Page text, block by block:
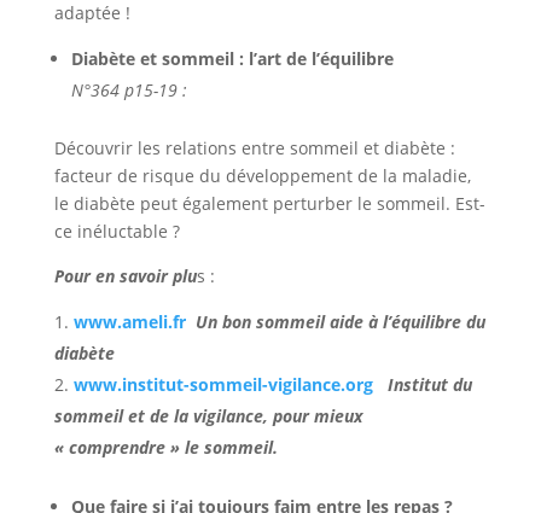
adaptée !
Diabète et sommeil : l’art de l’équilibre
N°364 p15-19 :
Découvrir les relations entre sommeil et diabète :
facteur de risque du développement de la maladie,
le diabète peut également perturber le sommeil. Est-
ce inéluctable ?
Pour en savoir plus :
www.ameli.fr Un bon sommeil aide à l’équilibre du
diabète
www.institut-sommeil-vigilance.org
Institut du
sommeil et de la vigilance, pour mieux
« comprendre » le sommeil.
Que faire si j’ai toujours faim entre les repas ?